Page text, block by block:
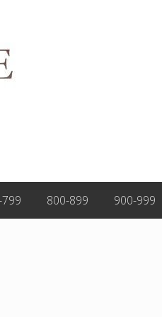
800-899 900-999